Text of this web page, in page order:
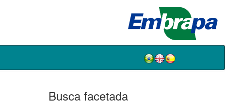
Busca facetada